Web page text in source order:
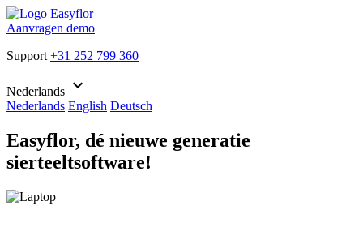
Aanvragen demo
Support +31 252 799 360
Nederlands keyboard_arrow_down
Nederlands English Deutsch
Easyflor, dé nieuwe generatie
sierteeltsoftware!